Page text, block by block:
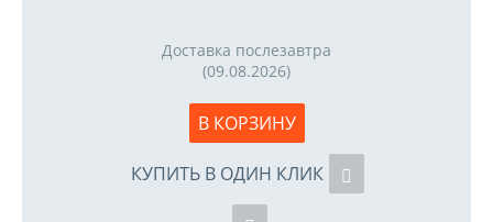
Доставка послезавтра
(09.08.2026)
В КОРЗИНУ
КУПИТЬ В ОДИН КЛИК